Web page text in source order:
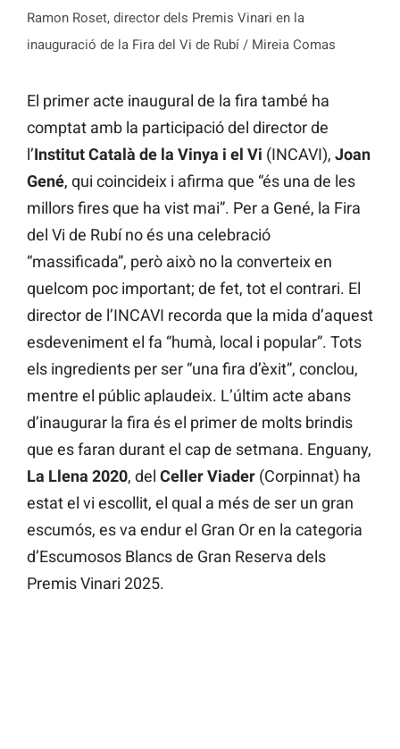
Ramon Roset, director dels Premis Vinari en la
inauguració de la Fira del Vi de Rubí / Mireia Comas
El primer acte inaugural de la fira també ha
comptat amb la participació del director de
l’Institut Català de la Vinya i el Vi (INCAVI), Joan
Gené, qui coincideix i afirma que “és una de les
millors fires que ha vist mai”. Per a Gené, la Fira
del Vi de Rubí no és una celebració
“massificada”, però això no la converteix en
quelcom poc important; de fet, tot el contrari. El
director de l’INCAVI recorda que la mida d’aquest
esdeveniment el fa “humà, local i popular”. Tots
els ingredients per ser “una fira d’èxit”, conclou,
mentre el públic aplaudeix. L’últim acte abans
d’inaugurar la fira és el primer de molts brindis
que es faran durant el cap de setmana. Enguany,
La Llena 2020, del Celler Viader (Corpinnat) ha
estat el vi escollit, el qual a més de ser un gran
escumós, es va endur el Gran Or en la categoria
d’Escumosos Blancs de Gran Reserva dels
Premis Vinari 2025.